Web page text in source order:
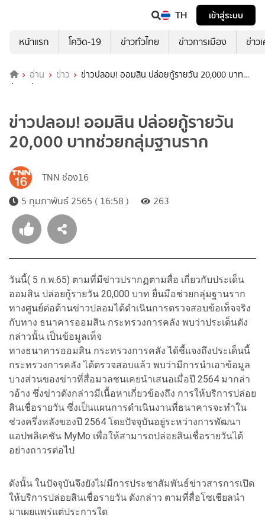
TH
เข้าสู่ระบบ
หน้าแรก
โควิด-19 ข่าวทั่วไทย ข่าวการเมือง ข่าว
อ่าน ข่าว
ข่าวปลอม! ออมสิน ปล่อยกู้รายวัน 20,000 บาท
ช่วยกลุ่มฐานราก
ข่าวปลอม! ออมสิน ปล่อยกู้รายวัน
20,000 บาทช่วยกลุ่มฐานราก
TNN ช่อง16
5 กุมภาพันธ์ 2565 ( 16:58 )
263
วันนี้( 5 ก.พ.65) ตามที่มีข่าวปรากฏตามสื่อ เกี่ยวกับประเด็น
ออมสิน ปล่อยกู้รายวัน 20,000 บาท ยื่นมือช่วยกลุ่มฐานราก
ทางศูนย์ต่อต้านข่าวปลอมได้ดำเนินการตรวจสอบข้อเท็จจริง
กับทาง ธนาคารออมสิน กระทรวงการคลัง พบว่าประเด็นดัง
กล่าวนั้น เป็นข้อมูลเท็จ
ทางธนาคารออมสิน กระทรวงการคลัง ได้ชี้แจงถึงประเด็นนี้
กระทรวงการคลัง ได้ตรวจสอบแล้ว พบว่ามีการนำเอาข้อมูล
บางส่วนของข่าวที่สื่อมวลชนเคยนำเสนอเมื่อปี 2564 มากล่า
วอ้าง ซึ่งข่าวดังกล่าวมีเนื้อหาเกี่ยวข้องถึง การให้บริการปล่อย
สินเชื่อรายวัน ซึ่งเป็นแผนการดำเนินงานที่ธนาคารจะทำใน
ช่วงครึ่งหลังของปี 2564 โดยปัจจุบันอยู่ระหว่างการพัฒนา
แอปพลิเคชัน MyMo เพื่อให้สามารถปล่อยสินเชื่อรายวันได้
อย่างถาวรต่อไป
ดังนั้น ในปัจจุบันจึงยังไม่มีการประชาสัมพันธ์ข่าวสารการเปิด
ให้บริการปล่อยสินเชื่อรายวัน ดังกล่าว ตามที่สื่อโซเชียลนำ
มาเผยแพร่แต่ประการใด